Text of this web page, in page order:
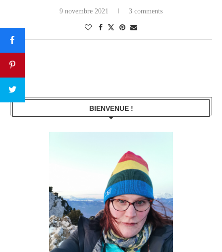
9 novembre 2021 3 comments
BIENVENUE !